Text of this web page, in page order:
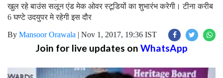
खुल रहे बाउंस सलून एंड मेक ओवर स्टूडियों का शुभारंभ करेगी। टीना करीब
6 घण्टे उदयुपर मे रहेगी इस दौर
By Mansoor Orawala | Nov 1, 2017, 19:36 IST
Join for live updates on WhatsApp